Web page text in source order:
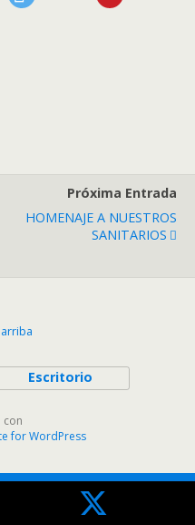
Próxima Entrada
HOMENAJE A NUESTROS
SANITARIOS
Escritorio
con
for WordPress